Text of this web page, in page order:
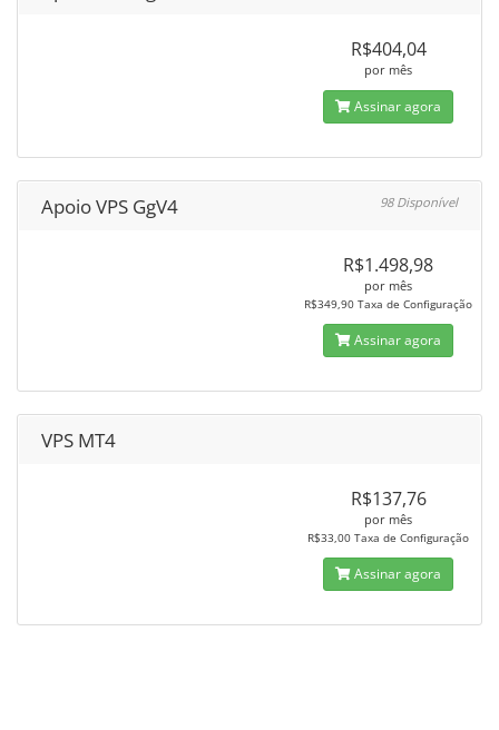
R$404,04
por mês
Assinar agora
Apoio VPS GgV4 98 Disponível
R$1.498,98
por mês
R$349,90 Taxa de Configuração
Assinar agora
VPS MT4
R$137,76
por mês
R$33,00 Taxa de Configuração
Assinar agora